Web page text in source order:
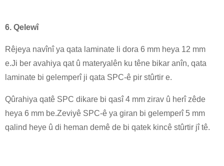
6. Qelewî
Rêjeya navînî ya qata laminate li dora 6 mm heya 12 mm
e.Ji ber avahiya qat û materyalên ku têne bikar anîn, qata
laminate bi gelemperî ji qata SPC-ê pir stûrtir e.
Qûrahiya qatê SPC dikare bi qasî 4 mm zirav û herî zêde
heya 6 mm be.Zeviyê SPC-ê ya giran bi gelemperî 5 mm
qalind heye û di heman demê de bi qatek kincê stûrtir jî tê.